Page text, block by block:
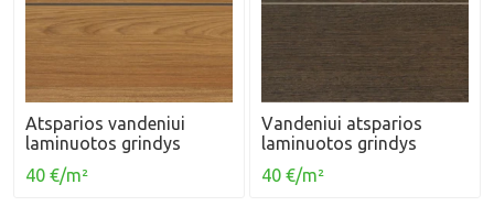
Atsparios vandeniui
laminuotos grindys
40 €/m²
Vandeniui atsparios
laminuotos grindys
40 €/m²